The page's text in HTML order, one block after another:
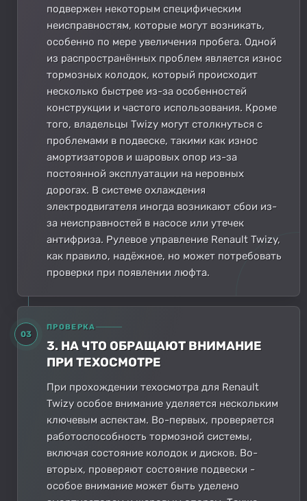
подвержен некоторым специфическим
неисправностям, которые могут возникать,
особенно по мере увеличения пробега. Одной
из распространённых проблем является износ
тормозных колодок, который происходит
несколько быстрее из-за особенностей
конструкции и частого использования. Кроме
того, владельцы Twizy могут столкнуться с
проблемами в подвеске, такими как износ
амортизаторов и шаровых опор из-за
постоянной эксплуатации на неровных
дорогах. В системе охлаждения
электродвигателя иногда возникают сбои из-
за неисправностей в насосе или утечек
антифриза. Рулевое управление Renault Twizy,
как правило, надёжное, но может потребовать
проверки при появлении люфта.
03
ПРОВЕРКА
3. НА ЧТО ОБРАЩАЮТ ВНИМАНИЕ
ПРИ ТЕХОСМОТРЕ
При прохождении техосмотра для Renault
Twizy особое внимание уделяется нескольким
ключевым аспектам. Во-первых, проверяется
работоспособность тормозной системы,
включая состояние колодок и дисков. Во-
вторых, проверяют состояние подвески -
особое внимание может быть уделено